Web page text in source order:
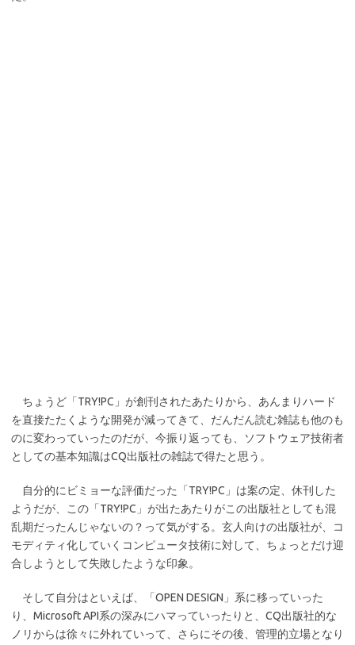
ちょうど「TRY!PC」が創刊されたあたりから、あんまりハード
を直接たたくような開発が減ってきて、だんだん読む雑誌も他のも
のに変わっていったのだが、今振り返っても、ソフトウェア技術者
としての基本知識はCQ出版社の雑誌で得たと思う。
自分的にビミョーな評価だった「TRY!PC」は案の定、休刊した
ようだが、この「TRY!PC」が出たあたりがこの出版社としても混
乱期だったんじゃないの？って気がする。玄人向けの出版社が、コ
モディティ化していくコンピュータ技術に対して、ちょっとだけ迎
合しようとして失敗したような印象。
そして自分はといえば、「OPEN DESIGN」系に移っていった
り、Microsoft API系の深みにハマっていったりと、CQ出版社的な
ノリからは徐々に外れていって、さらにその後、管理的立場となり